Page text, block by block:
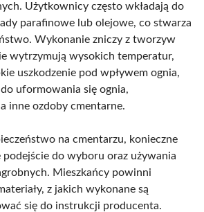
Użytkownicy często wkładają do
parafinowe lub olejowe, co stwarza
Wykonanie zniczy z tworzyw
wytrzymują wysokich temperatur,
uszkodzenie pod wpływem ognia,
uformowania się ognia,
inne ozdoby cmentarne.
na cmentarzu, konieczne
do wyboru oraz używania
Mieszkańcy powinni
z jakich wykonane są
się do instrukcji producenta.